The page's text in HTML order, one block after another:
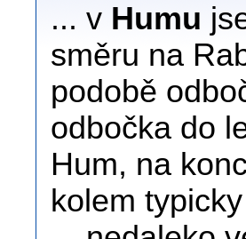
... v Humu
směru na
podobě
odbočka do
Hum, na
kolem